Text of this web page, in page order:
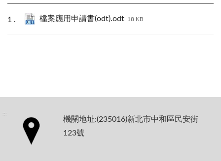
檔案應用申請書(odt).odt 18 KB
:::
機關地址:(235016)新北市中和區民安街
123號